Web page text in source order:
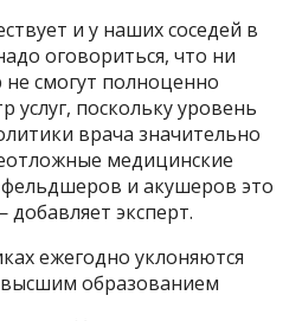
и у наших соседей в
оговориться, что ни
смогут полноценно
услуг, поскольку уровень
врача значительно
медицинские
и акушеров это
эксперт.
ежегодно уклоняются
образованием